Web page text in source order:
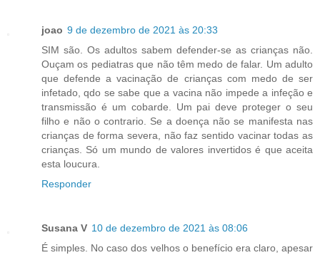
joao 9 de dezembro de 2021 às 20:33
SIM são. Os adultos sabem defender-se as crianças não.
Ouçam os pediatras que não têm medo de falar. Um adulto
que defende a vacinação de crianças com medo de ser
infetado, qdo se sabe que a vacina não impede a infeção e
transmissão é um cobarde. Um pai deve proteger o seu
filho e não o contrario. Se a doença não se manifesta nas
crianças de forma severa, não faz sentido vacinar todas as
crianças. Só um mundo de valores invertidos é que aceita
esta loucura.
Responder
Susana V 10 de dezembro de 2021 às 08:06
É simples. No caso dos velhos o benefício era claro, apesar